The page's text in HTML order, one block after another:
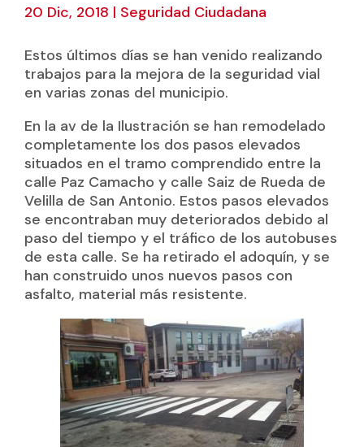
20 Dic, 2018 | Seguridad Ciudadana
Estos últimos días se han venido realizando
trabajos para la mejora de la seguridad vial
en varias zonas del municipio.
En la av de la Ilustración se han remodelado
completamente los dos pasos elevados
situados en el tramo comprendido entre la
calle Paz Camacho y calle Saiz de Rueda de
Velilla de San Antonio. Estos pasos elevados
se encontraban muy deteriorados debido al
paso del tiempo y el tráfico de los autobuses
de esta calle. Se ha retirado el adoquín, y se
han construido unos nuevos pasos con
asfalto, material más resistente.